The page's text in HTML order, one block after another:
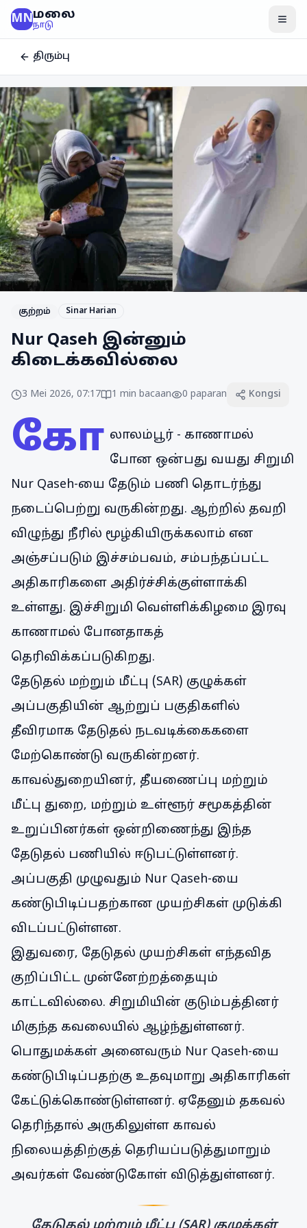
MNமலை
நாடு
திரும்பு
குற்றம் Sinar Harian
Nur Qaseh இன்னும்
கிடைக்கவில்லை
3 Mei 2026, 07:17 1 min bacaan 0 paparan Kongsi
கோ லாலம்பூர் - காணாமல்
போன ஒன்பது வயது சிறுமி
Nur Qaseh-யை தேடும் பணி தொடர்ந்து
நடைப்பெற்று வருகின்றது. ஆற்றில் தவறி
விழுந்து நீரில் மூழ்கியிருக்கலாம் என
அஞ்சப்படும் இச்சம்பவம், சம்பந்தப்பட்ட
அதிகாரிகளை அதிர்ச்சிக்குள்ளாக்கி
உள்ளது. இச்சிறுமி வெள்ளிக்கிழமை இரவு
காணாமல் போனதாகத்
தெரிவிக்கப்படுகிறது.
தேடுதல் மற்றும் மீட்பு (SAR) குழுக்கள்
அப்பகுதியின் ஆற்றுப் பகுதிகளில்
தீவிரமாக தேடுதல் நடவடிக்கைகளை
மேற்கொண்டு வருகின்றனர்.
காவல்துறையினர், தீயணைப்பு மற்றும்
மீட்பு துறை, மற்றும் உள்ளூர் சமூகத்தின்
உறுப்பினர்கள் ஒன்றிணைந்து இந்த
தேடுதல் பணியில் ஈடுபட்டுள்ளனர்.
அப்பகுதி முழுவதும் Nur Qaseh-யை
கண்டுபிடிப்பதற்கான முயற்சிகள் முடுக்கி
விடப்பட்டுள்ளன.
இதுவரை, தேடுதல் முயற்சிகள் எந்தவித
குறிப்பிட்ட முன்னேற்றத்தையும்
காட்டவில்லை. சிறுமியின் குடும்பத்தினர்
மிகுந்த கவலையில் ஆழ்ந்துள்ளனர்.
பொதுமக்கள் அனைவரும் Nur Qaseh-யை
கண்டுபிடிப்பதற்கு உதவுமாறு அதிகாரிகள்
கேட்டுக்கொண்டுள்ளனர். ஏதேனும் தகவல்
தெரிந்தால் அருகிலுள்ள காவல்
நிலையத்திற்குத் தெரியப்படுத்துமாறும்
அவர்கள் வேண்டுகோள் விடுத்துள்ளனர்.